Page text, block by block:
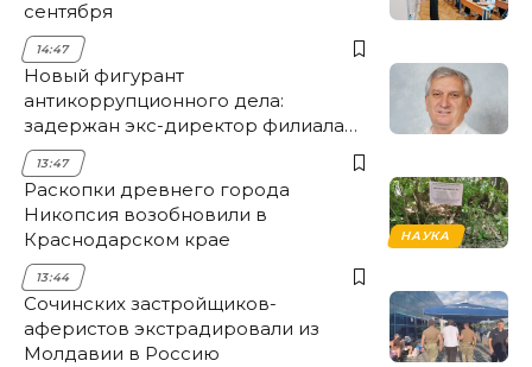
сентября
14:47
Новый фигурант
антикоррупционного дела:
задержан экс-директор филиала
НЭСК Крымска
13:47
НАУКА
Раскопки древнего города
Никопсия возобновили в
Краснодарском крае
13:44
Сочинских застройщиков-
аферистов экстрадировали из
Молдавии в Россию